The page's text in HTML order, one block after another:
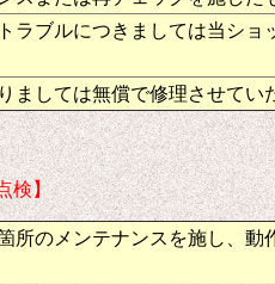
ラブルにつきましては当ショ
ましては無償で修理させてい
検】
所のメンテナンスを施し、動